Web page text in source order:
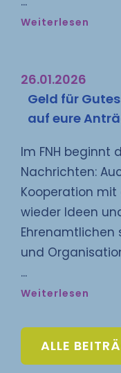
Weiterlesen
26.01.2026
Geld für
auf eure
Im FNH beginnt
Nachrichten:
Kooperation mit
wieder Ideen
Ehrenamtlichen
und
Weiterlesen
ALLE
In unserem
geballtes
Hand:
Interviews
warten auf